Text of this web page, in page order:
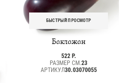
БЫСТРЫЙ ПРОСМОТР
Баклажан
522 Р.
РАЗМЕР СМ.23
АРТИКУЛ30.03070055